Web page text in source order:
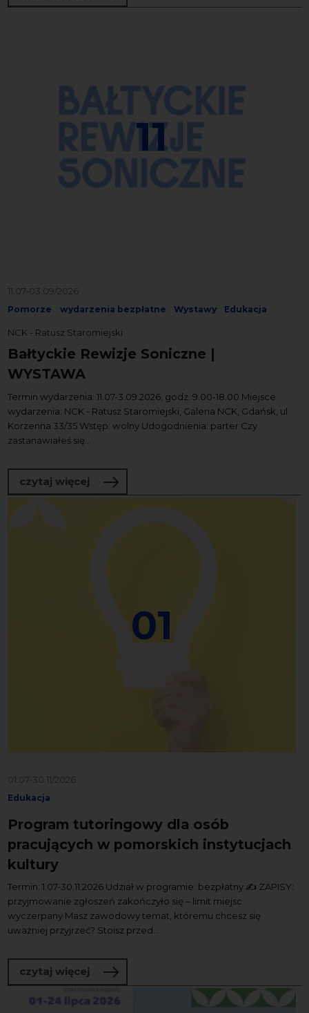
11
11.07-03.09/2026
Pomorze wydarzenia bezpłatne Wystawy Edukacja
NCK - Ratusz Staromiejski
Bałtyckie Rewizje Soniczne |
WYSTAWA
Termin wydarzenia: 11.07-3.09.2026, godz. 9.00-18.00 Miejsce
wydarzenia: NCK - Ratusz Staromiejski, Galeria NCK, Gdańsk, ul.
Korzenna 33/35 Wstęp: wolny Udogodnienia: parter Czy
zastanawiałeś się...
czytaj więcej o Bałtyckie Rewizje Soniczne |
01
01.07-30.11/2026
Edukacja
Program tutoringowy dla osób
pracujących w pomorskich instytucjach
kultury
Termin: 1.07-30.11.2026 Udział w programie: bezpłatny ✍️ ZAPISY:
przyjmowanie zgłoszeń zakończyło się – limit miejsc
wyczerpany Masz zawodowy temat, któremu chcesz się
uważniej przyjrzeć? Stoisz przed...
czytaj więcej o Program tutoringowy dla osób